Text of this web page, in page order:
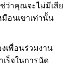
ว่าคุณจะไม่มีเสีย
อนเขาเท่านั้น
เพื่อนร่วมงาน
ร็จในการนัด